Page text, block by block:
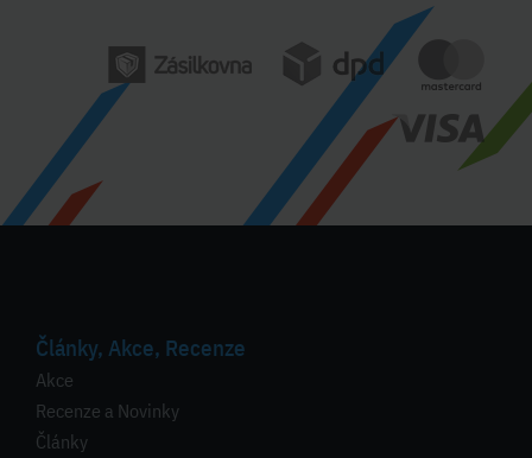
Články, Akce, Recenze
Akce
Recenze a Novinky
Články